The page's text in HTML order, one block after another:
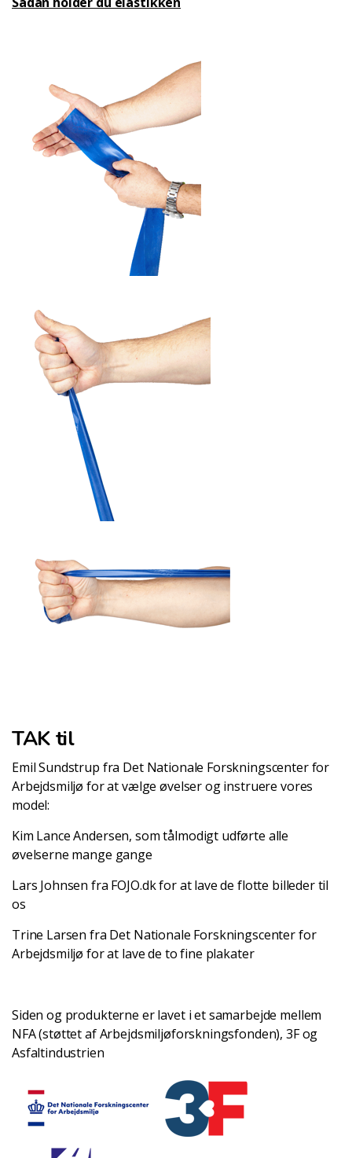
TAK til
Emil Sundstrup fra Det Nationale Forskningscenter for
Arbejdsmiljø for at vælge øvelser og instruere vores
model:
Kim Lance Andersen, som tålmodigt udførte alle
øvelserne mange gange
Lars Johnsen fra FOJO.dk for at lave de flotte billeder til
os
Trine Larsen fra Det Nationale Forskningscenter for
Arbejdsmiljø for at lave de to fine plakater
Siden og produkterne er lavet i et samarbejde mellem
NFA (støttet af Arbejdsmiljøforskningsfonden), 3F og
Asfaltindustrien